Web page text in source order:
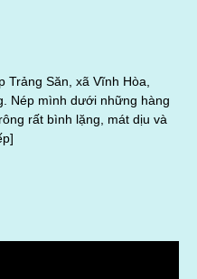
Trảng Săn, xã Vĩnh Hòa,
Nép mình dưới những hàng
rất bình lặng, mát dịu và